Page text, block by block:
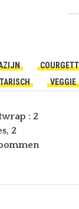
VEGGIE
: 2
2